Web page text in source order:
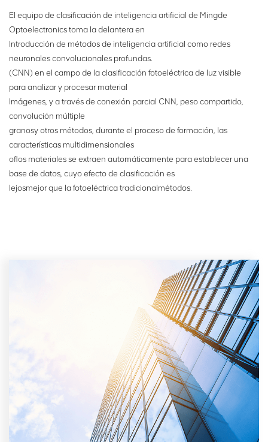
parámetros pueden ser en
tiempo real, y la operación
con un solo botón es más
conveniente y reduce los
requisitos para los
operadores en el sitio.
del efecto de clasificación
causado por el desgaste de
la tolva.
El equipo de clasificación de inteligencia artificial de Mingde
Optoelectronics toma la delantera en
Introducción de métodos de inteligencia artificial como redes
neuronales convolucionales profundas.
(CNN) en el campo de la clasificación fotoeléctrica de luz visible
para analizar y procesar material
Imágenes, y a través de conexión parcial CNN, peso compartido,
convolución múltiple
granosy otros métodos, durante el proceso de formación, las
características multidimensionales
oflos materiales se extraen automáticamente para establecer una
base de datos, cuyo efecto de clasificación es
lejosmejor que la fotoeléctrica tradicionalmétodos.